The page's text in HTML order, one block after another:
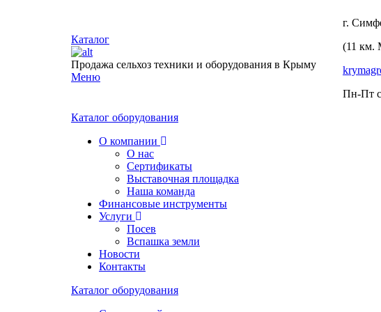
Каталог
Продажа сельхоз техники и оборудования в Крыму
Меню
г.
(11 км.
Пн-Пт с
Каталог оборудования
О компании
О нас
Сертификаты
Выставочная площадка
Наша команда
Финансовые инструменты
Услуги
Посев
Вспашка земли
Новости
Контакты
Каталог оборудования